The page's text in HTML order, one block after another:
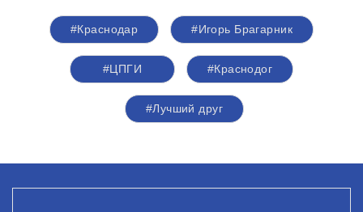
#Краснодар #Игорь Брагарник
#ЦПГИ #Краснодог
#Лучший друг